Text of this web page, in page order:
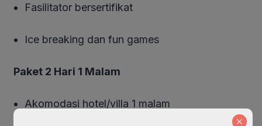
Fasilitator bersertifikat
Ice breaking dan fun games
Paket 2 Hari 1 Malam
Akomodasi hotel/villa 1 malam